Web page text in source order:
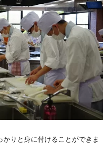
りと身に付けることができま